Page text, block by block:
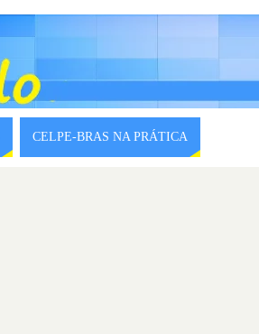
CELPE-BRAS NA PRÁTICA